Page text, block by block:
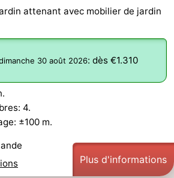
attenant avec mobilier de jardin
30 août 2026: dès €1.310
4.
±100 m.
Plus d'informations